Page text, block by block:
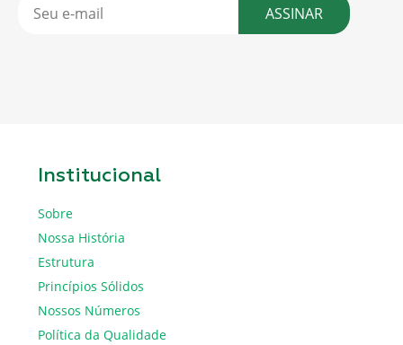
ASSINAR
Institucional
Sobre
Nossa História
Estrutura
Princípios Sólidos
Nossos Números
Política da Qualidade